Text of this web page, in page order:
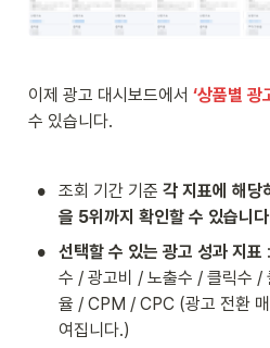
이제 광고 대시보드에서 ‘상품별 광
수 있습니다.
• 조회 기간 기준 각 지표에 해당
을 5위까지 확인할 수 있습니
• 선택할 수 있는 광고 성과 지표
수 / 광고비 / 노출수 / 클릭수 /
율 / CPM / CPC (광고 전환
여집니다.)